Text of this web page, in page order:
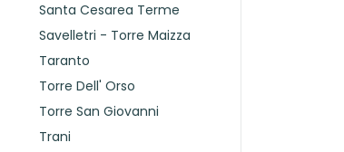
Santa Cesarea Terme
Savelletri - Torre Maizza
Taranto
Torre Dell' Orso
Torre San Giovanni
Trani